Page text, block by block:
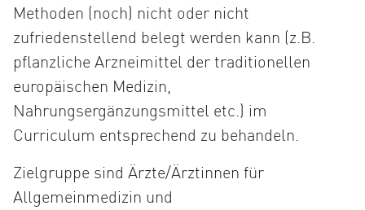
Methoden (noch) nicht oder nicht
zufriedenstellend belegt werden kann (z.B.
pflanzliche Arzneimittel der traditionellen
europäischen Medizin,
Nahrungsergänzungsmittel etc.) im
Curriculum entsprechend zu behandeln.
Zielgruppe sind Ärzte/Ärztinnen für
Allgemeinmedizin und